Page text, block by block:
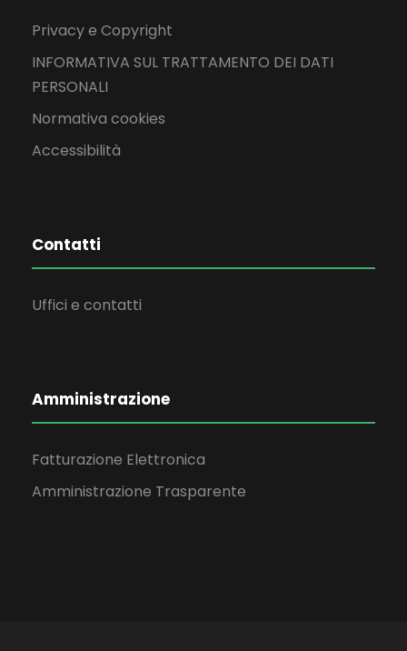
Privacy e Copyright
INFORMATIVA SUL TRATTAMENTO DEI DATI
PERSONALI
Normativa cookies
Accessibilità
Contatti
Uffici e contatti
Amministrazione
Fatturazione Elettronica
Amministrazione Trasparente